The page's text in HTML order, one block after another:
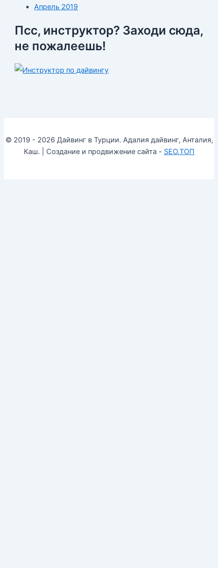
Апрель 2019
Псс, инструктор? Заходи сюда,
не пожалеешь!
© 2019 - 2026 Дайвинг в Турции. Адалия дайвинг, Анталия,
Каш. | Создание и продвижение сайта - SEO.ТОП